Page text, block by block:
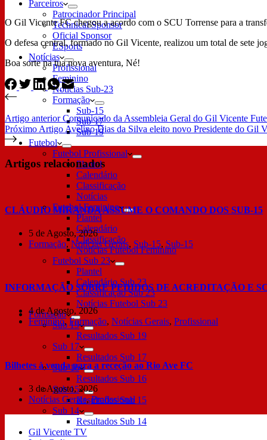
Parceiros
Patrocinador Principal
Technical Sponsor
Oficial Sponsor
ESports
Notícias
Profissional
Feminino
Notícias Sub-23
Formação
Sub-15
Sub-17
Sub-19
Futebol
Futebol Profissional
Plantel
Calendário
Classificação
Notícias
Futebol Feminino
Plantel
Calendário
Classificação
Notícias Futebol Feminino
Futebol Sub 23
Plantel
Calendário Sub 23
Classificação Sub 23
Notícias Futebol Sub 23
Formação
Sub 19
Resultados Sub 19
Sub 17
Resultados Sub 17
Sub 16
Resultados Sub 16
Sub 15
Resultados Sub 15
Sub 14
Resultados Sub 14
Gil Vicente TV
O Gil Vicente FC chegou a acordo com o SCU Torrense para a
O defesa central, formado no Gil Vicente, realizou um total de sete
Boa sorte na tua nova aventura, Né!
Artigo anteriorComunicado da Assembleia Geral do Gil Vicente
Próximo Artigo Avelino Dias da Silva eleito novo Presidente do Gil
Artigos relacionados
CLÁUDIO MIRANDA ASSUME O COMANDO DOS SUB-15
5 de Agosto, 2026
Formação,Notícias Gerais, Sub-15, Sub-15
INFORMAÇÃO SOBRE PEDIDOS DE ACREDITAÇÃO E
4 de Agosto, 2026
Feminino, Formação, Notícias Gerais, Profissional
Bilhetes à venda para a receção ao Rio Ave FC
3 de Agosto, 2026
Notícias Gerais,Profissional